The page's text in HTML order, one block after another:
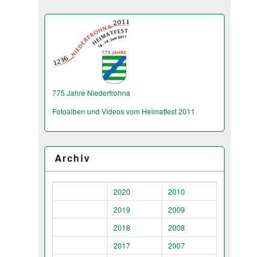
775 Jahre Niederfrohna
Fotoalben und Videos vom Heimatfest 2011
Archiv
2020
2010
2019
2009
2018
2008
2017
2007